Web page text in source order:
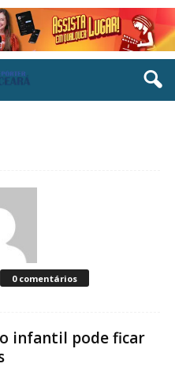
0 comentários
infantil pode ficar